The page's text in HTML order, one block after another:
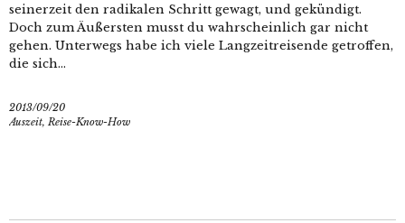
seinerzeit den radikalen Schritt gewagt, und gekündigt.
Doch zum Äußersten musst du wahrscheinlich gar nicht
gehen. Unterwegs habe ich viele Langzeitreisende getroffen,
die sich...
2013/09/20
Auszeit, Reise-Know-How